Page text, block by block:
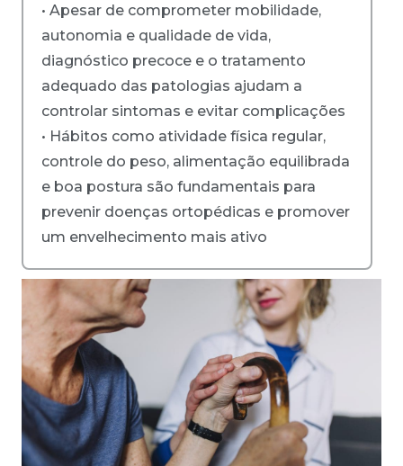
• Apesar de comprometer mobilidade,
autonomia e qualidade de vida,
diagnóstico precoce e o tratamento
adequado das patologias ajudam a
controlar sintomas e evitar complicações
• Hábitos como atividade física regular,
controle do peso, alimentação equilibrada
e boa postura são fundamentais para
prevenir doenças ortopédicas e promover
um envelhecimento mais ativo